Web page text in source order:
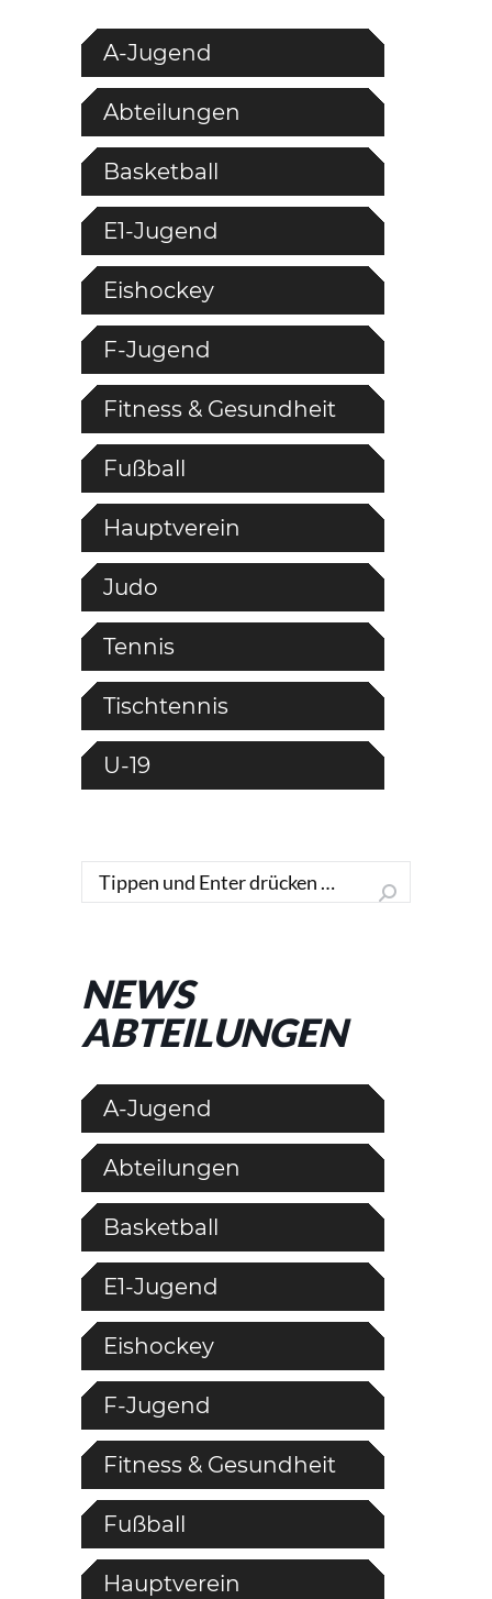
A-Jugend
Abteilungen
Basketball
E1-Jugend
Eishockey
F-Jugend
Fitness & Gesundheit
Fußball
Hauptverein
Judo
Tennis
Tischtennis
U-19
Search:
NEWS
ABTEILUNGEN
A-Jugend
Abteilungen
Basketball
E1-Jugend
Eishockey
F-Jugend
Fitness & Gesundheit
Fußball
Hauptverein